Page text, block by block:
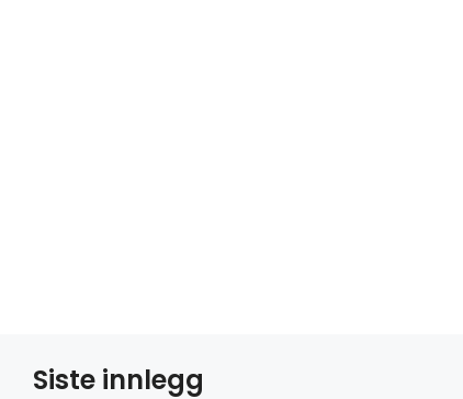
Siste innlegg